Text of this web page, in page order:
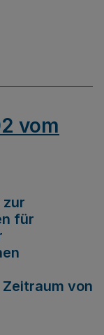
vom
zur
für
von